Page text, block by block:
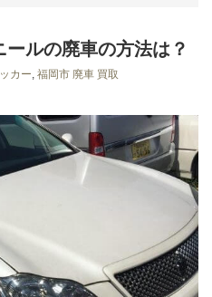
ルの廃車の方法は？
カー, 福岡市 廃車 買取